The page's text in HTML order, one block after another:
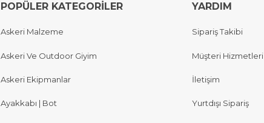
POPÜLER KATEGORİLER
Askeri Malzeme
Askeri Ve Outdoor Giyim
Askeri Ekipmanlar
Ayakkabı | Bot
YARDIM
Sipariş Takibi
Müşteri Hizmetleri
İletişim
Yurtdışı Sipariş